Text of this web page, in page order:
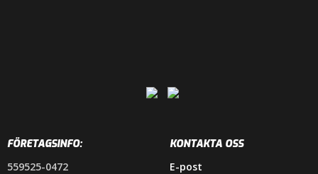
FÖRETAGSINFO:
559525-0472
KONTAKTA OSS
E-post